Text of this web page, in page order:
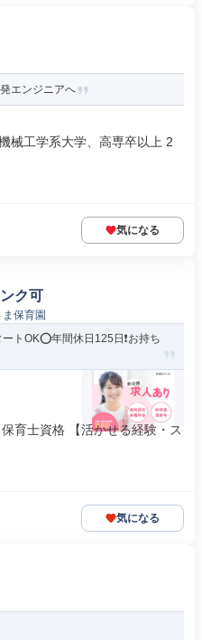
エンジニアへ
械工学系大学、高専卒以上 2
気になる
ク可
保育園
トOK⭕年間休日125日❗️お持ち
育士資格 【活かせる経験・ス
気になる